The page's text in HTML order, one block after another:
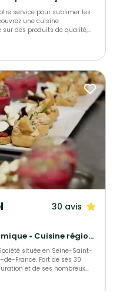
service pour sublimer les
une cuisine
sur des produits de qualité,
8 ans
une maîtrise inégalée de la
caractérisé par la
proposons plusieurs offres et
thème et vos exigences.
événement soit
30 avis
Barbecue et grillades • Gastronomique • Cuisine régionale
située en Seine-Saint-
Fort de ses 30
et de ses nombreux
gastronomique traditionnelle,
une fusion entre ces